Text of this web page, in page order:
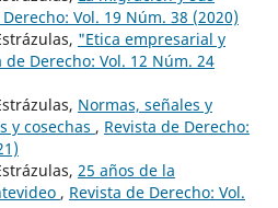
Vol. 19 Núm. 38 (2020)
"Etica empresarial y
de Derecho: Vol. 12 Núm. 24
Normas, señales y
y cosechas , Revista de Derecho:
25 años de la
, Revista de Derecho: Vol.